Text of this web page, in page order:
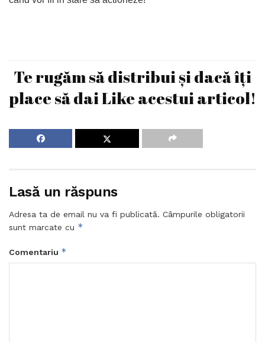
Te rugăm să distribui și dacă îți
place să dai Like acestui articol!
Lasă un răspuns
Adresa ta de email nu va fi publicată. Câmpurile obligatorii
sunt marcate cu *
Comentariu *